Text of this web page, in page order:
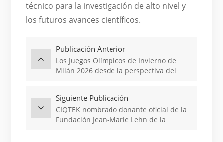
técnico para la investigación de alto nivel y
los futuros avances científicos.
Publicación Anterior
Los Juegos Olímpicos de Invierno de
Milán 2026 desde la perspectiva del
Siguiente Publicación
CIQTEK nombrado donante oficial de la
Fundación Jean-Marie Lehn de la